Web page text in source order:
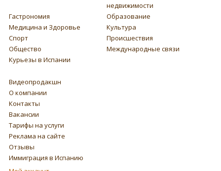
недвижимости
Гастрономия
Образование
Медицина и Здоровье
Культура
Спорт
Происшествия
Общество
Международные связи
Курьезы в Испании
Видеопродакшн
О компании
Контакты
Вакансии
Тарифы на услуги
Реклама на сайте
Отзывы
Иммиграция в Испанию